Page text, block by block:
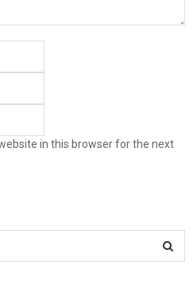
in this browser for the next